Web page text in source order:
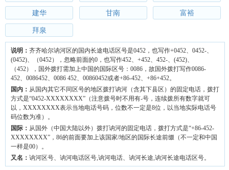
建华 甘南 富裕
拜泉
说明： 齐齐哈尔讷河区的国内长途电话区号是0452，也写作+0452、0452-、
(0452)、（0452），忽略前面的0，也写作452、+452、452-、(452)、
（452），国外拨打需加上中国的国际区号：0086，故国外拨打写作0086-
452、0086452、0086 452、00860452或者+86-452、+86+452。
国内： 从国内其它不同区号的地区拨打讷河（含其下县区）的固定电话，拨打
方式是“0452-XXXXXXXX”（注意拨号时不用有-号，连续拨所有数字就可
以，XXXXXXXX表示当地电话号码，位数不一定是8位，以当地实际电话号
码位数为准）。
国际： 从国外（中国大陆以外）拨打讷河的固定电话，拨打方式是“+86-452-
XXXXXXXX”，86的前面要加上该国家/地区的国际长途前缀（不一定和中国
一样是00）。
又名： 讷河区号、讷河电话区号,讷河电话、讷河长途,讷河长途电话区号。